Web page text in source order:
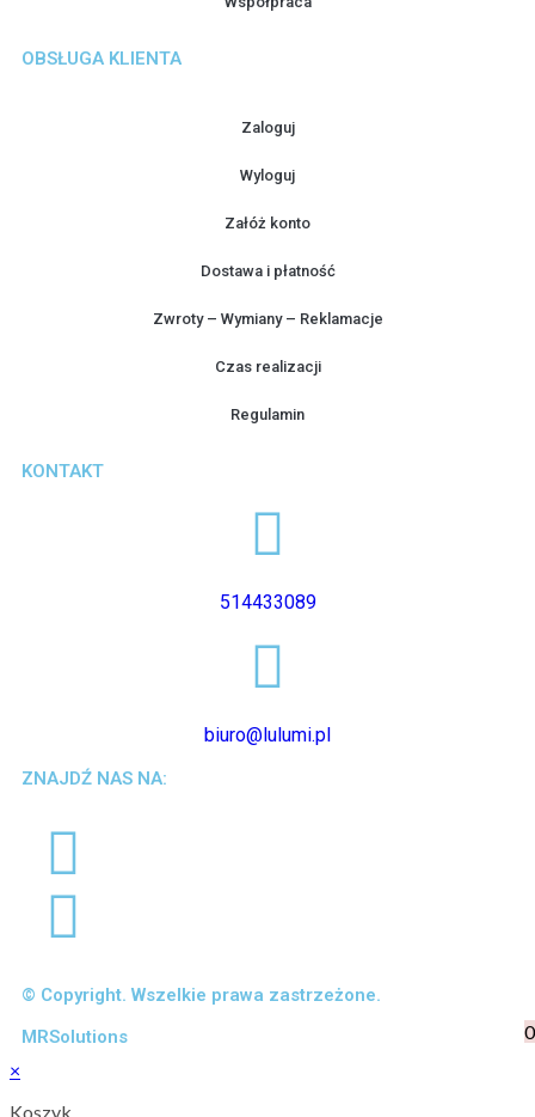
OBSŁUGA KLIENTA
Zaloguj
Wyloguj
Załóż konto
Dostawa i płatność
Zwroty – Wymiany – Reklamacje
Czas realizacji
Regulamin
KONTAKT
514433089
biuro@lulumi.pl
ZNAJDŹ NAS NA:
© Copyright. Wszelkie prawa zastrzeżone.
MRSolutions
0
×
Koszyk